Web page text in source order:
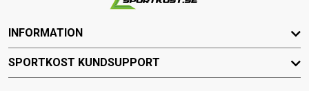
INFORMATION
SPORTKOST KUNDSUPPORT